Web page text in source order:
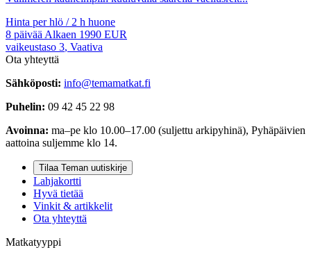
Hinta per hlö / 2 h huone
8 päivää Alkaen 1990 EUR
vaikeustaso 3, Vaativa
Ota yhteyttä
Sähköposti: info@temamatkat.fi
Puhelin: 09 42 45 22 98
Avoinna: ma–pe klo 10.00–17.00 (suljettu arkipyhinä), Pyhäpäivien
aattoina suljemme klo 14.
Tilaa Teman uutiskirje
Lahjakortti
Hyvä tietää
Vinkit & artikkelit
Ota yhteyttä
Matkatyyppi